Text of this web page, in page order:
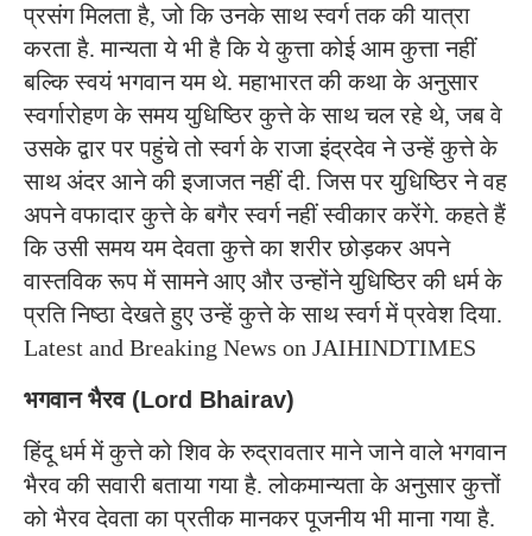
प्रसंग मिलता है, जो कि उनके साथ स्वर्ग तक की यात्रा
करता है. मान्यता ये भी है कि ये कुत्ता कोई आम कुत्ता नहीं
बल्कि स्वयं भगवान यम थे. महाभारत की कथा के अनुसार
स्वर्गारोहण के समय युधिष्ठिर कुत्ते के साथ चल रहे थे, जब वे
उसके द्वार पर पहुंचे तो स्वर्ग के राजा इंद्रदेव ने उन्हें कुत्ते के
साथ अंदर आने की इजाजत नहीं दी. जिस पर युधिष्ठिर ने वह
अपने वफादार कुत्ते के बगैर स्वर्ग नहीं स्वीकार करेंगे. कहते हैं
कि उसी समय यम देवता कुत्ते का शरीर छोड़कर अपने
वास्तविक रूप में सामने आए और उन्होंने युधिष्ठिर की धर्म के
प्रति निष्ठा देखते हुए उन्हें कुत्ते के साथ स्वर्ग में प्रवेश दिया.
Latest and Breaking News on JAIHINDTIMES
भगवान भैरव (Lord Bhairav)
हिंदू धर्म में कुत्ते को शिव के रुद्रावतार माने जाने वाले भगवान
भैरव की सवारी बताया गया है. लोकमान्यता के अनुसार कुत्तों
को भैरव देवता का प्रतीक मानकर पूजनीय भी माना गया है.